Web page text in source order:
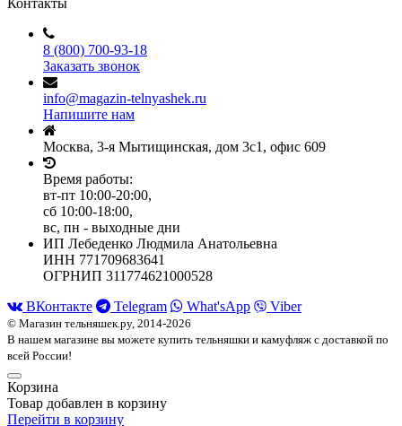
8 (800) 700-93-18
Заказать звонок
info@magazin-telnyashek.ru
Напишите нам
Москва, 3-я Мытищинская, дом 3с1, офис 609
Время работы:
вт-пт 10:00-20:00,
сб 10:00-18:00,
вс, пн - выходные дни
ИП Лебеденко Людмила Анатольевна
ИНН 771709683641
ОГРНИП 311774621000528
ВКонтакте
Telegram What'sApp Viber
© Магазин тельняшек.ру, 2014-2026
В нашем магазине вы можете купить тельняшки и камуфляж с доставкой по
всей России!
Корзина
Товар добавлен в корзину
Перейти в корзину